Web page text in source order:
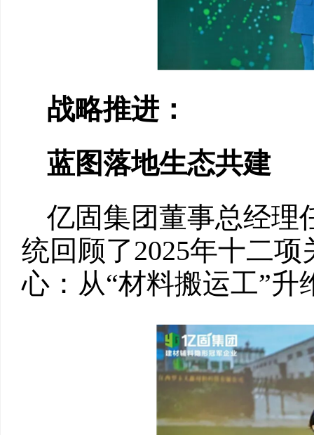
战略推进：
蓝图落地生态共建
亿固集团董事总经理
统回顾了2025年十二
心：从“材料搬运工”升